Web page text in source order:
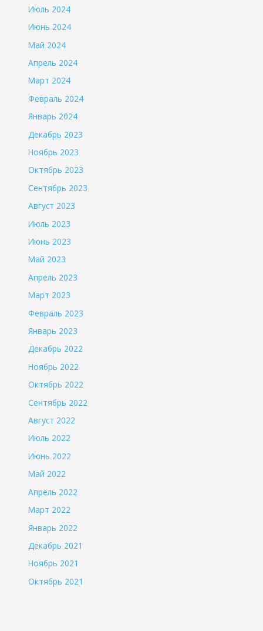
Июль 2024
Июнь 2024
Май 2024
Апрель 2024
Март 2024
Февраль 2024
Январь 2024
Декабрь 2023
Ноябрь 2023
Октябрь 2023
Сентябрь 2023
Август 2023
Июль 2023
Июнь 2023
Май 2023
Апрель 2023
Март 2023
Февраль 2023
Январь 2023
Декабрь 2022
Ноябрь 2022
Октябрь 2022
Сентябрь 2022
Август 2022
Июль 2022
Июнь 2022
Май 2022
Апрель 2022
Март 2022
Январь 2022
Декабрь 2021
Ноябрь 2021
Октябрь 2021